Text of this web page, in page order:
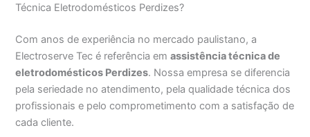
Técnica Eletrodomésticos Perdizes?
Com anos de experiência no mercado paulistano, a
Electroserve Tec é referência emassistência técnica de
eletrodomésticos Perdizes. Nossa empresa se diferencia
pela seriedade no atendimento, pela qualidade técnica dos
profissionais e pelo comprometimento com a satisfação de
cada cliente.